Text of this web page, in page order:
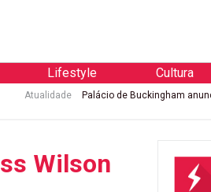
Lifestyle Cultura
Atualidade Palácio de Buckingham
Wilson